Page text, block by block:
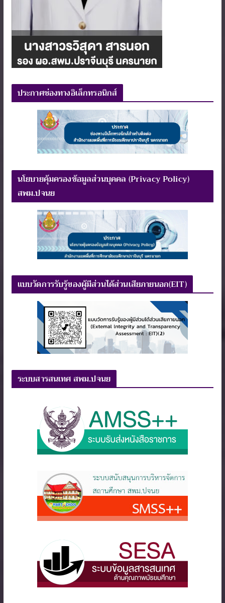
ประกาศช่องทางอิเล็กทรอนิกส์
นโยบายคุ้มครองข้อมูลส่วนบุคคล (Privacy Policy)
สพม.ปจนย
แบบวัดการรับรู้ของผู้มีส่วนได้ส่วนเสียภายนอก(EIT)
ระบบสารสนเทศ สพม.ปจนย